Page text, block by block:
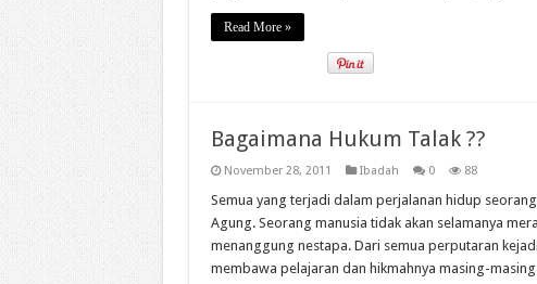
Read More »
Bagaimana Hukum Talak ??
November 28, 2011 Ibadah 0 88
Semua yang terjadi dalam perjalanan hidup
Agung. Seorang manusia tidak akan selamanya
menanggung nestapa. Dari semua perputaran
membawa pelajaran dan hikmahnya masing-